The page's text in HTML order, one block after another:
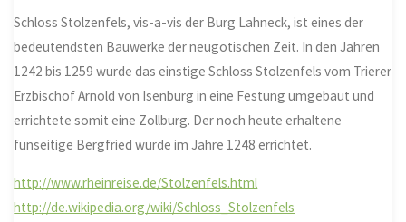
Schloss Stolzenfels, vis-a-vis der Burg Lahneck, ist eines der
bedeutendsten Bauwerke der neugotischen Zeit. In den Jahren
1242 bis 1259 wurde das einstige Schloss Stolzenfels vom Trierer
Erzbischof Arnold von Isenburg in eine Festung umgebaut und
errichtete somit eine Zollburg. Der noch heute erhaltene
fünseitige Bergfried wurde im Jahre 1248 errichtet.
http://www.rheinreise.de/Stolzenfels.html
http://de.wikipedia.org/wiki/Schloss_Stolzenfels